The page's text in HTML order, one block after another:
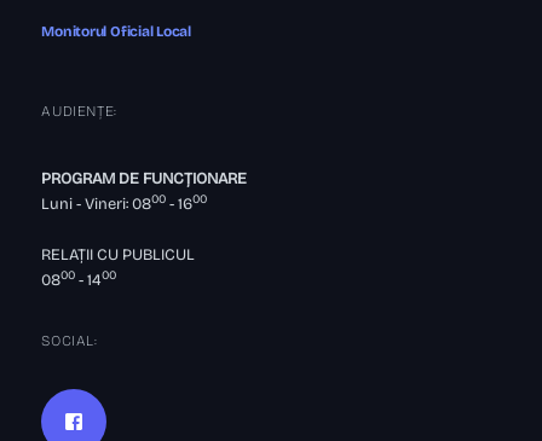
Monitorul Oficial Local
AUDIENȚE:
PROGRAM DE FUNCȚIONARE
Luni - Vineri: 0800 - 1600
RELAȚII CU PUBLICUL
0800 - 1400
SOCIAL: